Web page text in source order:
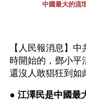
中國最大的流
【人民報消息】
時開始的，鄧小平
還沒人敢猖狂到如
● 江澤民是中國最